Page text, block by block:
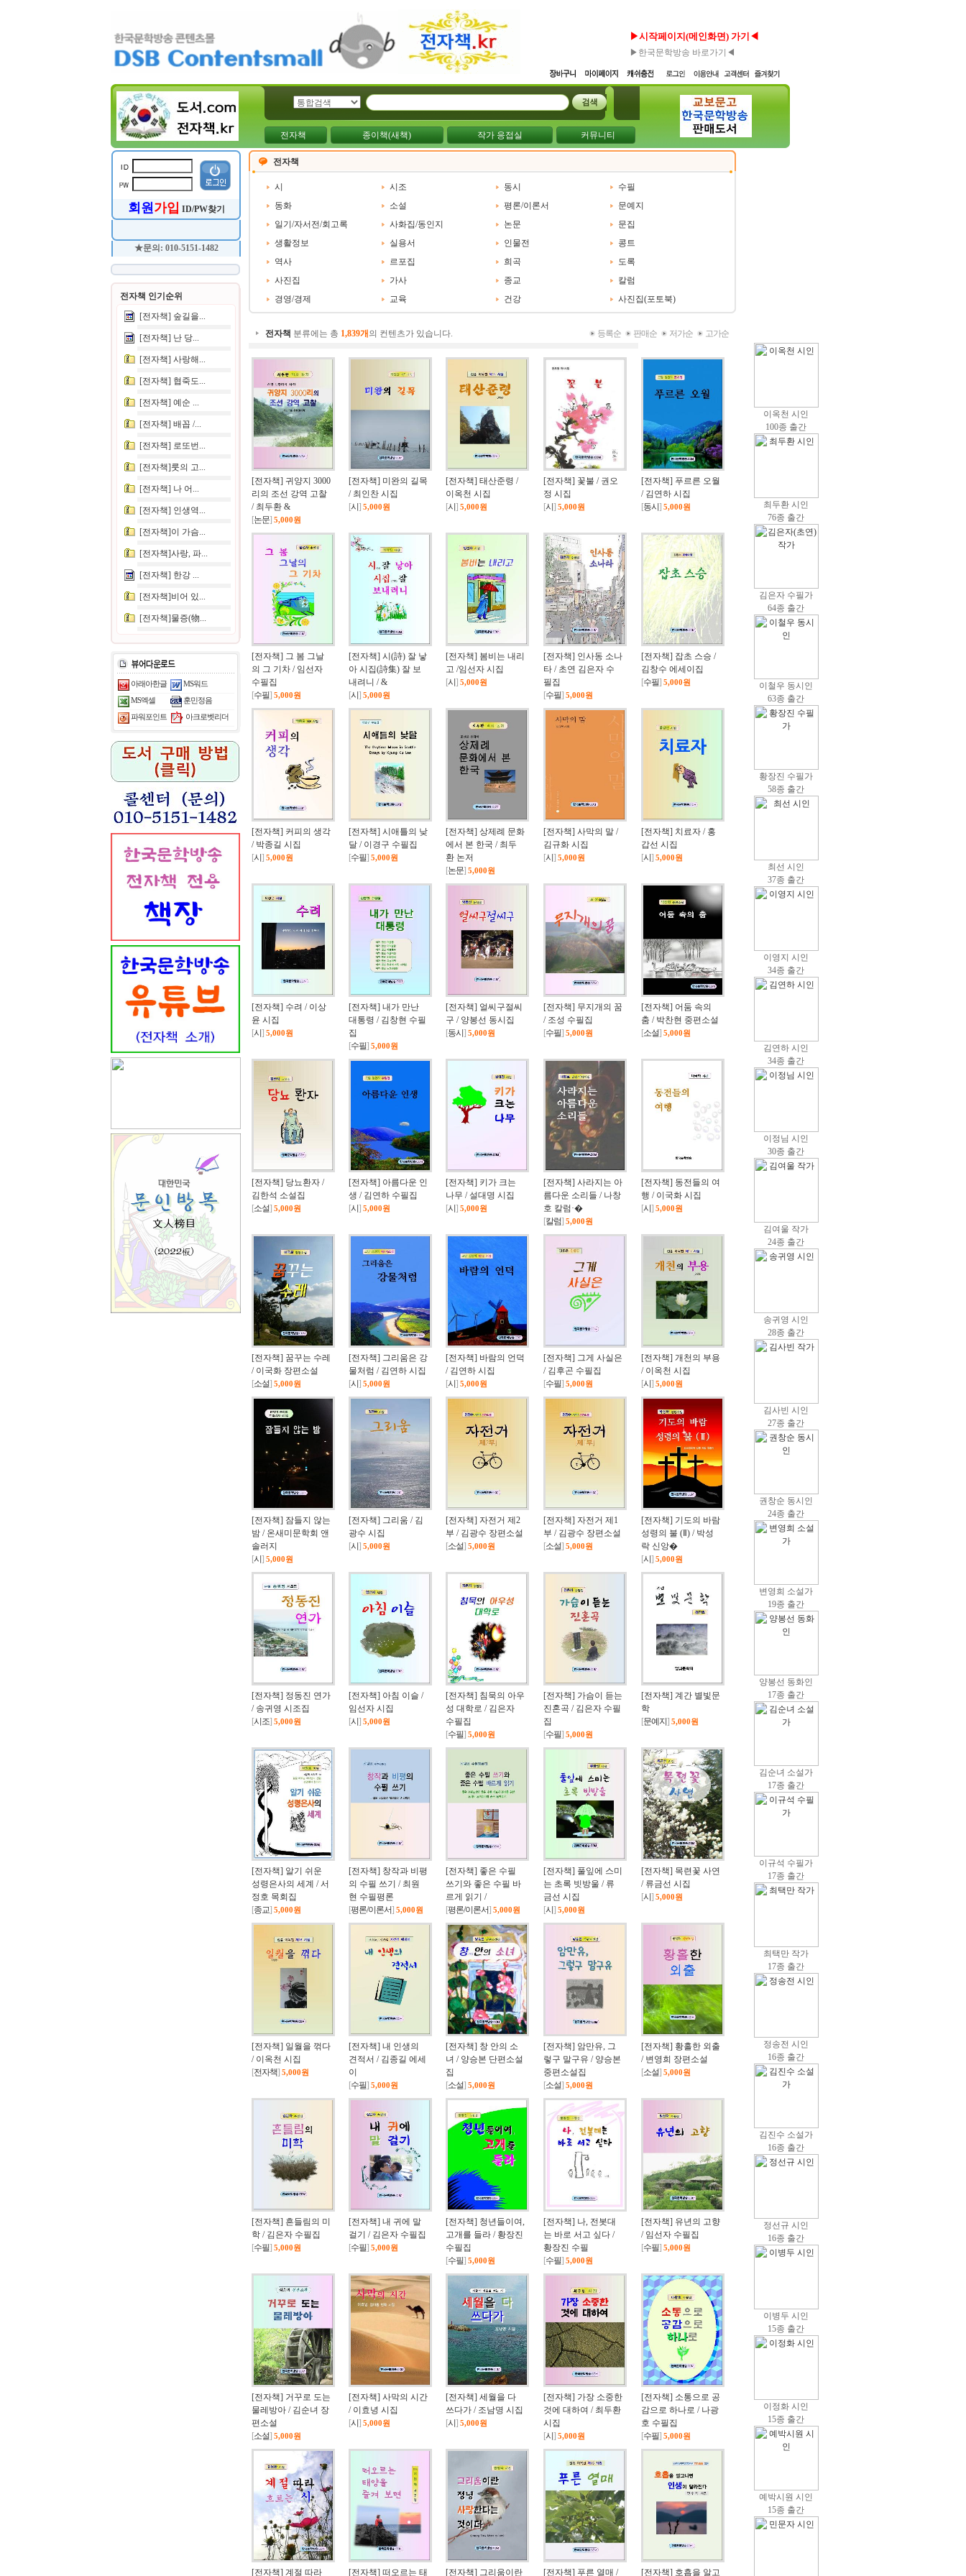
▶시작페이지(메인화면) 가기◀
▶한국문학방송 바로가기◀
전자책 종이책(새책) 작가 응접실 커뮤니티
회원가입 ID/PW찾기
★문의: 010-5151-1482
전자책 인기순위
[전자책] 숲길을...
[전자책] 난 당...
[전자책] 사랑해...
[전자책] 협죽도...
[전자책] 예순 ...
[전자책] 배꼽 /...
[전자책] 로또번...
[전자책]룻의 고...
[전자책] 나 어...
[전자책] 인생역...
[전자책]이 가슴...
[전자책]사랑, 파...
[전자책] 한강 ...
[전자책]비어 있...
[전자책]물증(物...
아래아한글 MS워드
MS엑셀 훈민정음
파워포인트 아크로벳리더
전자책
시 시조 동시
수필
동화
소설 평론/이론서
문예지
일기/자서전/회고록
사화집/동인지 논문
문집
생활정보
실용서 인물전
콩트
역사
르포집 희곡
도록
사진집
가사 종교
칼럼
경영/경제
교육 건강 사진집(포토북)
전자책 분류에는 총 1,839개 의 컨텐츠가 있습니다. 등록순 판매순 저가순 고가순
이옥천 시인
100종 출간
최두환 시인
76종 출간
김은자 수필가
64종 출간
이철우 동시인
63종 출간
황장진 수필가
58종 출간
최선 시인
37종 출간
이영지 시인
34종 출간
김연하 시인
34종 출간
이정님 시인
30종 출간
김여울 작가
24종 출간
송귀영 시인
28종 출간
김사빈 시인
27종 출간
권창순 동시인
24종 출간
변영희 소설가
19종 출간
양봉선 동화인
17종 출간
김순녀 소설가
17종 출간
이규석 수필가
17종 출간
최택만 작가
17종 출간
정송전 시인
16종 출간
김진수 소설가
16종 출간
정선규 시인
16종 출간
이병두 시인
15종 출간
이정화 시인
15종 출간
예박시원 시인
15종 출간
[전자책] 귀양지 3000
리의 조선 강역 고찰
/ 최두환 &
[논문] 5,000원
[전자책] 미완의 길목
/ 최인찬 시집
[시 ] 5,000원
[전자책] 태산준령 /
이옥천 시집
[시 ] 5,000원
[전자책] 꽃불 / 권오
정 시집
[시 ] 5,000원
[전자책] 푸르른 오월
/ 김연하 시집
[동시 ] 5,000원
[전자책] 그 봄 그날
의 그 기차 / 임선자
수필집
[수필] 5,000원
[전자책] 시(詩) 잘 낳
아 시집(詩集) 잘 보
내려니 / &
[시 ] 5,000원
[전자책] 봄비는 내리
고 /임선자 시집
[시 ] 5,000원
[전자책] 인사동 소나
타 / 초연 김은자 수
필집
[수필] 5,000원
[전자책] 잡초 스승 /
김창수 에세이집
[수필] 5,000원
[전자책] 커피의 생각
/ 박종길 시집
[시 ] 5,000원
[전자책] 시애틀의 낮
달 / 이경구 수필집
[수필] 5,000원
[전자책] 상제례 문화
에서 본 한국 / 최두
환 논저
[논문] 5,000원
[전자책] 사막의 말 /
김규화 시집
[시 ] 5,000원
[전자책] 치료자 / 홍
갑선 시집
[시 ] 5,000원
[전자책] 수려 / 이상
윤 시집
[시 ] 5,000원
[전자책] 내가 만난
대통령 / 김창현 수필
집
[수필] 5,000원
[전자책] 얼씨구절씨
구 / 양봉선 동시집
[동시 ] 5,000원
[전자책] 무지개의 꿈
/ 조성 수필집
[수필] 5,000원
[전자책] 어둠 속의
춤 / 박찬현 중편소설
[소설] 5,000원
[전자책] 당뇨환자 /
김한석 소설집
[소설] 5,000원
[전자책] 아름다운 인
생 / 김연하 수필집
[시 ] 5,000원
[전자책] 키가 크는
나무 / 설대명 시집
[시 ] 5,000원
[전자책] 사라지는 아
름다운 소리들 / 나창
호 칼럼·�
[칼럼] 5,000원
[전자책] 동전들의 여
행 / 이국화 시집
[시 ] 5,000원
[전자책] 꿈꾸는 수레
/ 이국화 장편소설
[소설] 5,000원
[전자책] 그리움은 강
물처럼 / 김연하 시집
[시 ] 5,000원
[전자책] 바람의 언덕
/ 김연하 시집
[시 ] 5,000원
[전자책] 그게 사실은
/ 김후곤 수필집
[수필] 5,000원
[전자책] 개천의 부용
/ 이옥천 시집
[시 ] 5,000원
[전자책] 잠들지 않는
밤 / 온새미문학회 앤
솔러지
[시 ] 5,000원
[전자책] 그리움 / 김
광수 시집
[시 ] 5,000원
[전자책] 자전거 제2
부 / 김광수 장편소설
[소설] 5,000원
[전자책] 자전거 제1
부 / 김광수 장편소설
[소설] 5,000원
[전자책] 기도의 바람
성령의 불 (Ⅱ) / 박성
락 신앙�
[시 ] 5,000원
[전자책] 정동진 연가
/ 송귀영 시조집
[시조] 5,000원
[전자책] 아침 이슬 /
임선자 시집
[시 ] 5,000원
[전자책] 침묵의 아우
성 대학로 / 김은자
수필집
[수필] 5,000원
[전자책] 가슴이 듣는
진혼곡 / 김은자 수필
집
[수필] 5,000원
[전자책] 계간 별빛문
학
[문예지 ] 5,000원
[전자책] 알기 쉬운
성령은사의 세계 / 서
정호 목회집
[종교] 5,000원
[전자책] 창작과 비평
의 수필 쓰기 / 최원
현 수필평론
[평론/이론서] 5,000원
[전자책] 좋은 수필
쓰기와 좋은 수필 바
르게 읽기 /
[평론/이론서] 5,000원
[전자책] 풀잎에 스미
는 초록 빗방울 / 류
금선 시집
[시 ] 5,000원
[전자책] 목련꽃 사연
/ 류금선 시집
[시 ] 5,000원
[전자책] 일월을 꺾다
/ 이옥천 시집
[전자책] 5,000원
[전자책] 내 인생의
견적서 / 김종길 에세
이
[수필] 5,000원
[전자책] 창 안의 소
녀 / 양승본 단편소설
집
[소설] 5,000원
[전자책] 암만유, 그
렇구 말구유 / 양승본
중편소설집
[소설] 5,000원
[전자책] 황홀한 외출
/ 변영희 장편소설
[소설] 5,000원
[전자책] 흔들림의 미
학 / 김은자 수필집
[수필] 5,000원
[전자책] 내 귀에 말
걸기 / 김은자 수필집
[수필] 5,000원
[전자책] 청년들이여,
고개를 들라 / 황장진
수필집
[수필] 5,000원
[전자책] 나, 전봇대
는 바로 서고 싶다 /
황장진 수필
[수필] 5,000원
[전자책] 유년의 고향
/ 임선자 수필집
[수필] 5,000원
[전자책] 거꾸로 도는
물레방아 / 김순녀 장
편소설
[소설] 5,000원
[전자책] 사막의 시간
/ 이효녕 시집
[시 ] 5,000원
[전자책] 세월을 다
쓰다가 / 조남명 시집
[시 ] 5,000원
[전자책] 가장 소중한
것에 대하여 / 최두환
시집
[시 ] 5,000원
[전자책] 소통으로 공
감으로 하나로 / 나광
호 수필집
[수필] 5,000원
[전자책] 계절 따라 [전자책] 떠오르는 태 [전자책] 그리움이란 [전자책] 푸른 열매 / [전자책] 호흡을 알고